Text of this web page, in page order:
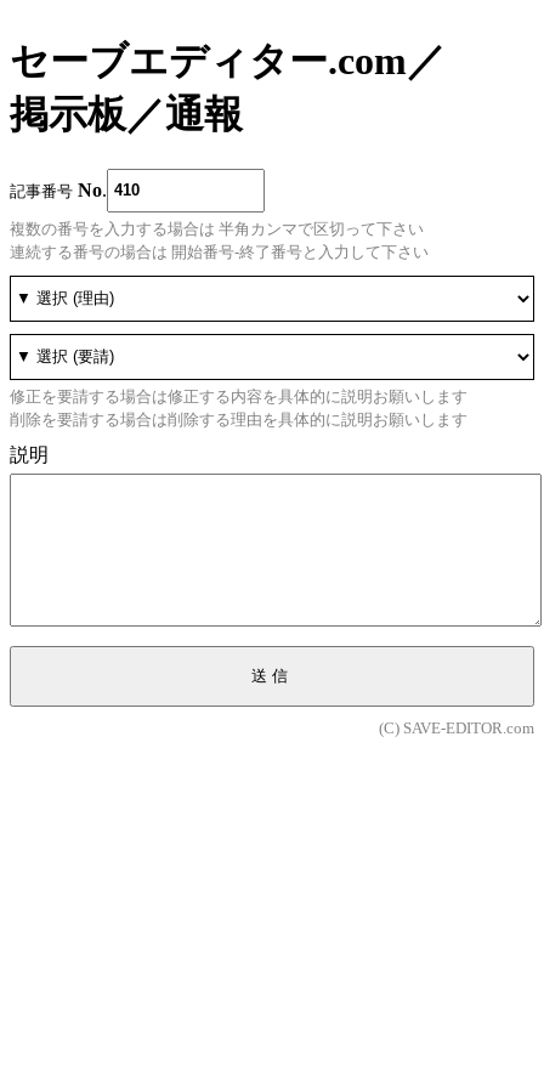
セーブエディター.com／
掲示板／通報
記事番号 No
複数の番号を入力する場合は 半角カンマで区切って下さい
連続する番号の場合は 開始番号-終了番号と入力して下さい
修正を要請する場合は修正する内容を具体的に説明お願いします
削除を要請する場合は削除する理由を具体的に説明お願いします
説明
送信
(C) SAVE-EDITOR.com